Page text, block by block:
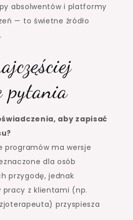
absolwentów i platformy
— to świetne źródło
pytania
aby zapisać
?
programów ma wersje
dla osób
przygodę, jednak
pracy z klientami (np.
przyspiesza